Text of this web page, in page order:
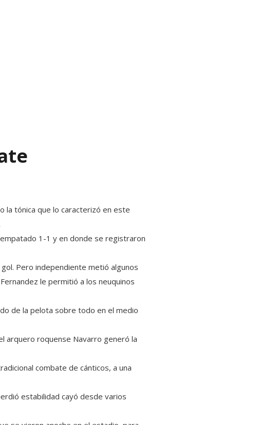
la tónica que lo caracterizó en este
1-1 y en donde se registraron
Pero independiente metió algunos
le permitió a los neuquinos
de la pelota sobre todo en el medio
arquero roquense Navarro generó la
combate de cánticos, a una
estabilidad cayó desde varios